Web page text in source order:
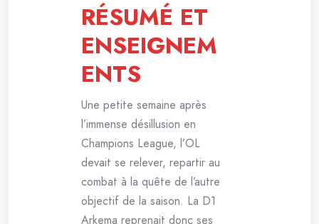
RÉSUMÉ ET
ENSEIGNEM
ENTS
Une petite semaine après
l’immense désillusion en
Champions League, l’OL
devait se relever, repartir au
combat à la quête de l’autre
objectif de la saison. La D1
Arkema reprenait donc ses